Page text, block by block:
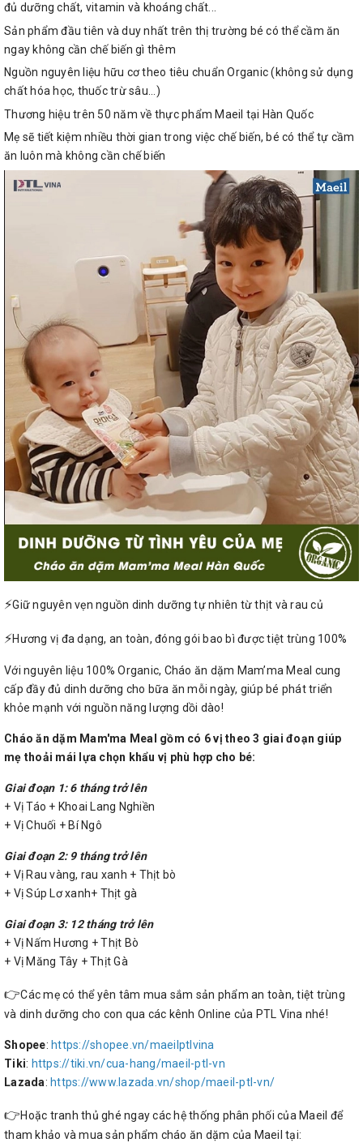
đủ dưỡng chất, vitamin và khoáng chất...
Sản phẩm đầu tiên và duy nhất trên thị trường bé có thể cầm ăn
ngay không cần chế biến gì thêm
Nguồn nguyên liệu hữu cơ theo tiêu chuẩn Organic (không sử dụng
chất hóa học, thuốc trừ sâu...)
Thương hiệu trên 50 năm về thực phẩm Maeil tại Hàn Quốc
Mẹ sẽ tiết kiệm nhiều thời gian trong việc chế biến, bé có thể tự cầm
ăn luôn mà không cần chế biến
⚡️Giữ nguyên vẹn nguồn dinh dưỡng tự nhiên từ thịt và rau củ
⚡️Hương vị đa dạng, an toàn, đóng gói bao bì được tiệt trùng 100%
Với nguyên liệu 100% Organic, Cháo ăn dặm Mam’ma Meal cung
cấp đầy đủ dinh dưỡng cho bữa ăn mỗi ngày, giúp bé phát triển
khỏe mạnh với nguồn năng lượng dồi dào!
Cháo ăn dặm Mam'ma Meal gồm có 6 vị theo 3 giai đoạn giúp
mẹ thoải mái lựa chọn khẩu vị phù hợp cho bé:
Giai đoạn 1: 6 tháng trở lên
+ Vị Táo + Khoai Lang Nghiền
+ Vị Chuối + Bí Ngô
Giai đoạn 2: 9 tháng trở lên
+ Vị Rau vàng, rau xanh + Thịt bò
+ Vị Súp Lơ xanh+ Thịt gà
Giai đoạn 3: 12 tháng trở lên
+ Vị Nấm Hương + Thịt Bò
+ Vị Măng Tây + Thịt Gà
👉Các mẹ có thể yên tâm mua sắm sản phẩm an toàn, tiệt trùng
và dinh dưỡng cho con qua các kênh Online của PTL Vina nhé!
Shopee: https://shopee.vn/maeilptlvina
Tiki: https://tiki.vn/cua-hang/maeil-ptl-vn
Lazada: https://www.lazada.vn/shop/maeil-ptl-vn/
👉Hoặc tranh thủ ghé ngay các hệ thống phân phối của Maeil để
tham khảo và mua sản phẩm cháo ăn dặm của Maeil tại: